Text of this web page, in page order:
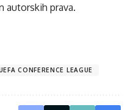
autorskih prava.
CONFERENCE LEAGUE